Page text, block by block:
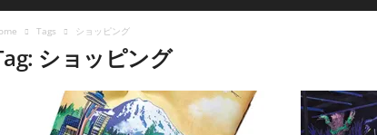
Tags ショッピング
ショッピング